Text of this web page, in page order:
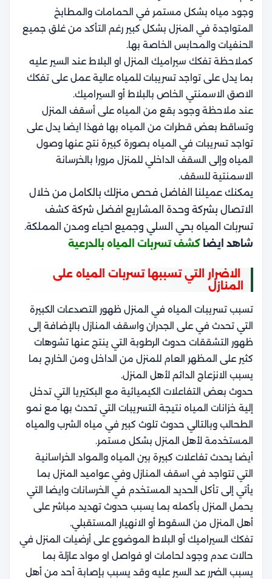
وجود مياه بشكل مستمر في الحمامات والمطابخ
المتواجدة في المنزل بشكل كبير رغم التأكد من غلق جميع
الحنفيات والمحابس الخاصة بها.
كملاحظة تفكك سيراميك المنزل او البلاط عند السير عليه
بما يدل على تواجد تسريبات للمياه عالية عمل على تفكك
الاصق الاسمنتي الخاص بالبلاط أو السيراميك.
عند ملاحظة وجود بقع من المياه على أسقف المنزل
وتساقط بعض قطرات من المياه بها فهذا ايضا يدل على
تواجد تسريبات في المياه بصورة كبيرة نتج عنها وصول
المياه وإلى السقف الداخلي للمنزل مرورا بالخرسانة
الاسمنتية للسقف.
يمكنك عميلنا الفاضل فحص منزلك بالكامل من خلال
الاتصال بشركة وحدة المشاريع افضل شركة كشف
تسربات المياه بحي السلي وجميع احياء ومدن المملكة.
شاهد ايضا كشف تسربات المياه بالدرعية
الاضرار التي تسببها تسربات المياه على
المنازل
تسبب تسريبات المياه في المنزل ظهور التصدعات الكبيرة
التي تحدث في على الجدران واسقف المنازل بالإضافة إلى
ظهور التشققات حدوث الرطوبة التي ينتج عنها تشوهات
كثير على المظهر العام للمنزل من الداخل ومن الخارج بما
يسبب الانزعاج الدائم لأهل المنزل.
حدوث بعض التفاعلات الكيميائية مع البكتيريا التي تدخل
إلية خزانات المياه نتيجة التسريبات التي تحدث بها مع نمو
الطحالب وبالتالي حدوث تلوث كبير في مياه الشرب والمياه
المستخدمة لأهل المنزل بشكل مستمر.
أيضا يحدث تفاعلات كبيرة بين المياه والمواد الخراسانية
التي تتواجد في اسقف المنازل وفي عواميد المنزل بما
يأتي إلى تأكل الحديد المستخدم في الخرسانات وايضا التي
يحمل المنزل بأكمله بما يسبب حدوث تهديد مباشر على
أهل المنزل من السقوط أو الانهيار المستقبلي.
تفكك السيراميك أو البلاط الموضوع على أرضيات المنزل في
حالات عدم وجود لحامات او فواصل او مواد عازلة بما
يسبب الضرر عد السير عليه وقد يسبب بإصابة أحد من أهل